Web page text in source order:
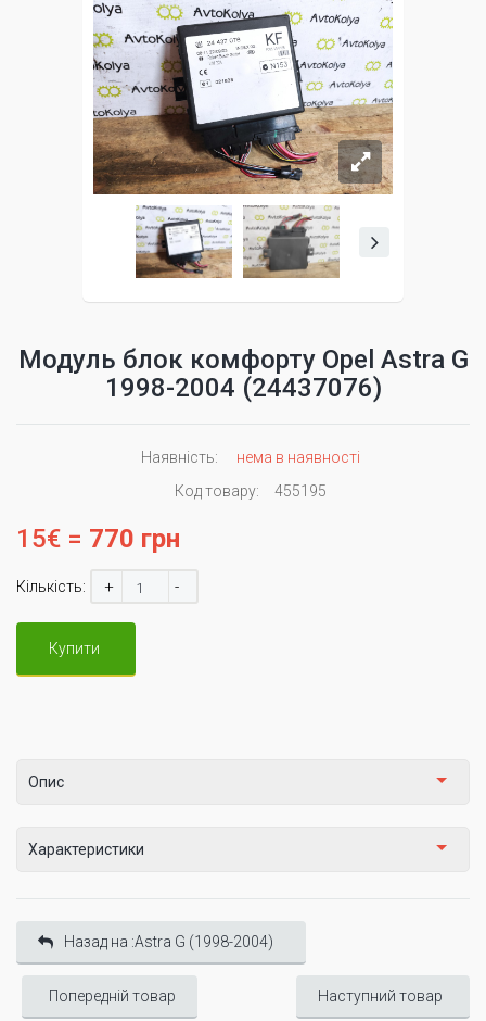
Модуль блок комфорту Opel Astra G
1998-2004 (24437076)
Наявність:
нема в наявності
Код товару:
455195
15€ = 770 грн
Кількість: + -
Купити
Опис
Характеристики
Назад на :Astra G (1998-2004)
Попередній товар Наступний товар